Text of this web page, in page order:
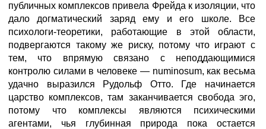
публичных комплексов привела Фрейда к изоляции, что
дало догматический заряд ему и его школе. Все
психологи-теоретики, работающие в этой области,
подвергаются такому же риску, потому что играют с
тем, что впрямую связано с неподдающимися
контролю силами в человеке — numinosum, как весьма
удачно выразился Рудольф Отто. Где начинается
царство комплексов, там заканчивается свобода эго,
потому что комплексы являются психическими
агентами, чья глубинная природа пока остается